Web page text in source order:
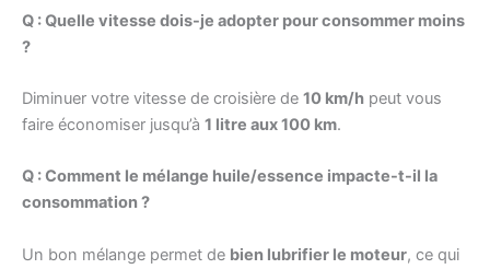
Q : Quelle vitesse dois-je adopter pour consommer moins
?
Diminuer votre vitesse de croisière de 10 km/h peut vous
faire économiser jusqu’à 1 litre aux 100 km.
Q : Comment le mélange huile/essence impacte-t-il la
consommation ?
Un bon mélange permet de bien lubrifier le moteur, ce qui